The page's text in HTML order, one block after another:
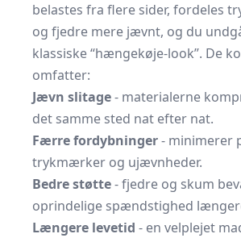
belastes fra flere sider, fordeles
og fjedre mere jævnt, og du
klassiske “hængekøje-look”. De
omfatter:
Jævn slitage- materialerne
det samme sted nat efter nat.
Færre fordybninger- minimerer
trykmærker og ujævnheder.
Bedre støtte- fjedre og skum
oprindelige spændstighed
Længere levetid - en velplejet